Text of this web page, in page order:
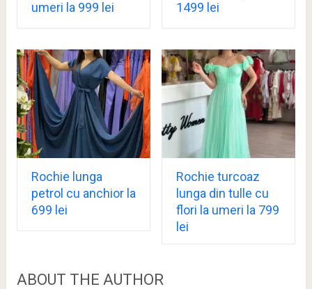
umeri la 999 lei
1499 lei
Rochie lunga
petrol cu anchior la
699 lei
Rochie turcoaz
lunga din tulle cu
flori la umeri la 799
lei
ABOUT THE AUTHOR